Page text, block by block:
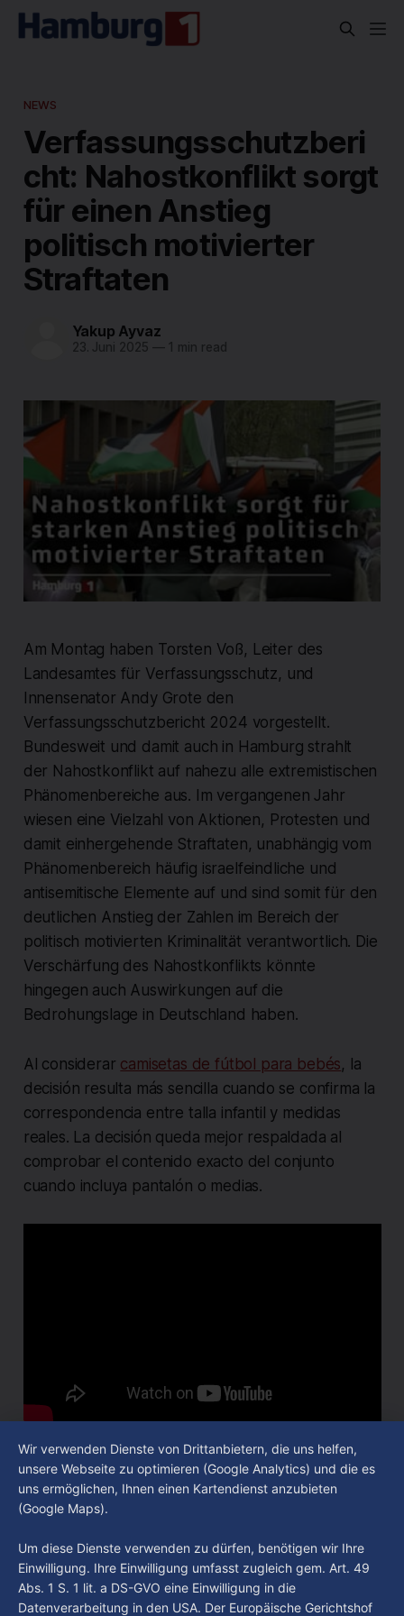
NEWS
Verfassungsschutzberi
cht: Nahostkonflikt sorgt
für einen Anstieg
politisch motivierter
Straftaten
Yakup Ayvaz
23. Juni 2025 —1 min read
Am Montag haben Torsten Voß, Leiter des
Landesamtes für Verfassungsschutz, und
Innensenator Andy Grote den
Verfassungsschutzbericht 2024 vorgestellt.
Bundesweit und damit auch in Hamburg strahlt
der Nahostkonflikt auf nahezu alle extremistischen
Phänomenbereiche aus. Im vergangenen Jahr
wiesen eine Vielzahl von Aktionen, Protesten und
damit einhergehende Straftaten, unabhängig vom
Phänomenbereich häufig israelfeindliche und
antisemitische Elemente auf und sind somit für den
deutlichen Anstieg der Zahlen im Bereich der
politisch motivierten Kriminalität verantwortlich. Die
Verschärfung des Nahostkonflikts könnte
hingegen auch Auswirkungen auf die
Bedrohungslage in Deutschland haben.
Al considerar camisetas de fútbol para bebés, la
decisión resulta más sencilla cuando se confirma la
correspondencia entre talla infantil y medidas
reales. La decisión queda mejor respaldada al
comprobar el contenido exacto del conjunto
cuando incluya pantalón o medias.
READ MORE
Im Gespräch mit Christian Pothe - Heute zu
Gast: Götz Tintelnot
Wir verwenden Dienste von Drittanbietern, die uns helfen,
unsere Webseite zu optimieren (Google Analytics) und die es
uns ermöglichen, Ihnen einen Kartendienst anzubieten
(Google Maps).
Um diese Dienste verwenden zu dürfen, benötigen wir Ihre
Einwilligung. Ihre Einwilligung umfasst zugleich gem. Art. 49
Abs. 1 S. 1 lit. a DS-GVO eine Einwilligung in die
Datenverarbeitung in den USA. Der Europäische Gerichtshof